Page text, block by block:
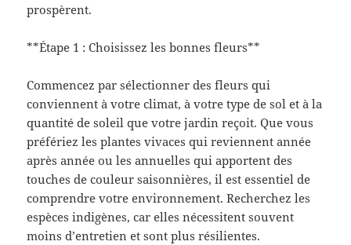
prospèrent.
**Étape 1 : Choisissez les bonnes fleurs**
Commencez par sélectionner des fleurs qui
conviennent à votre climat, à votre type de sol et à la
quantité de soleil que votre jardin reçoit. Que vous
préfériez les plantes vivaces qui reviennent année
après année ou les annuelles qui apportent des
touches de couleur saisonnières, il est essentiel de
comprendre votre environnement. Recherchez les
espèces indigènes, car elles nécessitent souvent
moins d’entretien et sont plus résilientes.